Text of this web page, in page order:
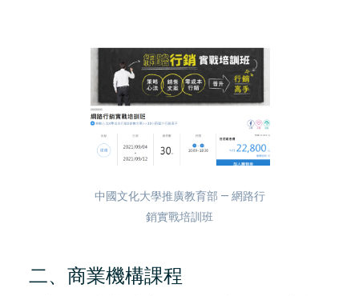
中國文化大學推廣教育部 — 網路行
銷實戰培訓班
二、商業機構課程